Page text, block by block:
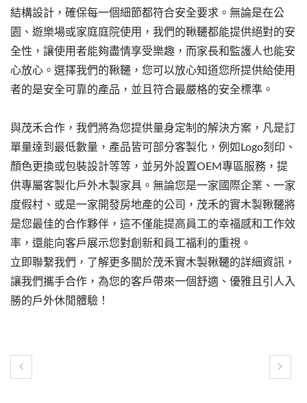
結構設計，確保每一個細節都符合安全要求。無論是在公
園、遊樂場或家庭庭院使用，我們的鞦韆都能提供絕對的安
全性，讓使用者能夠盡情享受樂趣，而家長和監護人也能安
心放心。選擇我們的鞦韆，您可以放心知道您所提供給使用
者的是安全可靠的產品，並且符合最嚴格的安全標準。
與茂禾合作，我們將為您提供量身定制的解決方案，凡是訂
單量達到最低數量，產品皆可部分客製化，例如Logo刻印、
顏色更換或包裝設計等等，並另外設置OEM專區服務，提
供專屬客製化戶外木製家具。無論您是一家國際企業、一家
度假村、或是一家開發房地產的公司，茂禾的實木製鞦韆將
是您最佳的合作夥伴，這不僅能提高員工的幸福感和工作效
率，還能向客戶展示您對創新和員工福利的重視。
立即聯繫我們，了解更多關於茂禾實木製鞦韆的詳細資訊，
讓我們攜手合作，為您的客戶帶來一個舒適、優雅且引人入
勝的戶外休閒體驗！